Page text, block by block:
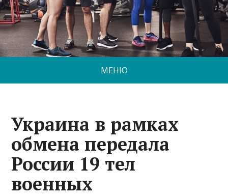
МЕНЮ
Украина в рамках
обмена передала
России 19 тел
военных